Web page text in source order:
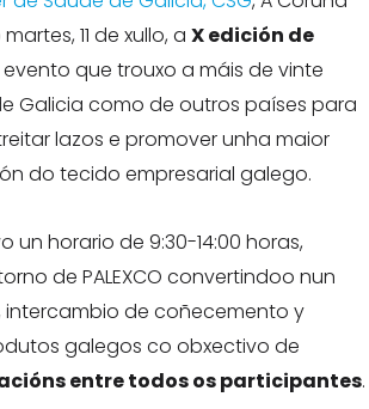
11 de xullo, a X edición de
que trouxo a máis de vinte
Galicia como de outros países para
lazos e promover unha maior
do tecido empresarial galego.
un horario de 9:30-14:00 horas,
de PALEXCO convertindoo nun
de coñecemento y
galegos co obxectivo de
entre todos os participantes.